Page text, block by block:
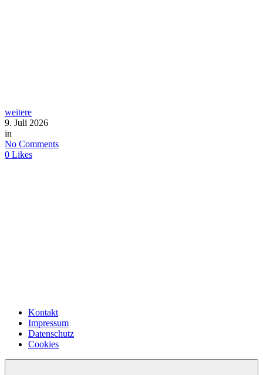
weitere
9. Juli 2026
in
No Comments
0 Likes
Kontakt
Impressum
Datenschutz
Cookies